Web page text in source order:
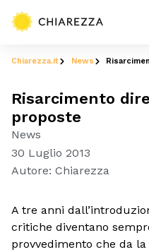
Chiarezza.it News
Risarcimento
proposte
News
30 Luglio 2013
Autore: Chiarezza
A tre anni
critiche diventano
provvedimento che da